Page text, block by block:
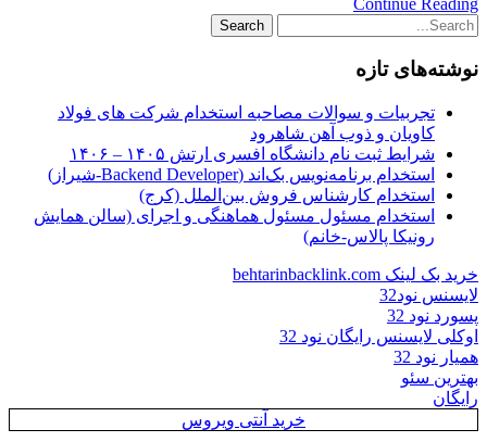
Continue Reading
نوشته‌های تازه
تجربیات و سوالات مصاحبه استخدام شرکت های فولاد
کاویان و ذوب آهن شاهرود
شرایط ثبت نام دانشگاه افسری ارتش ۱۴۰۵ – ۱۴۰۶
استخدام برنامه‌نویس بک‌اند (Backend Developer-شیراز)
استخدام کارشناس فروش بین‌الملل (کرج)
استخدام مسئول مسئول هماهنگی و اجرای (سالن همایش
رونیکا پالاس-خانم)
خرید بک لینک behtarinbacklink.com
لایسنس نود32
پسورد نود 32
اوکلی لایسنس رایگان نود 32
همیار نود 32
بهترین سئو
رایگان
خرید آنتی ویروس